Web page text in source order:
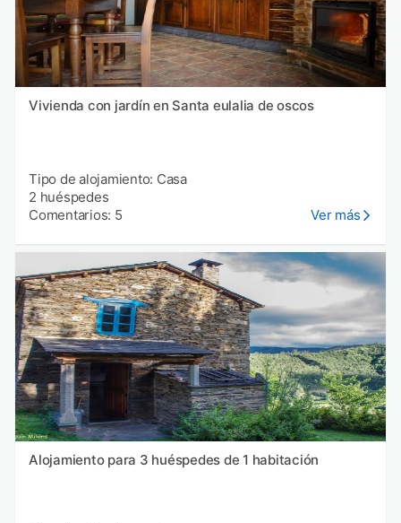
Vivienda con jardín en Santa eulalia de oscos
Tipo de alojamiento: Casa
2 huéspedes
Comentarios: 5
Ver más
Alojamiento para 3 huéspedes de 1 habitación